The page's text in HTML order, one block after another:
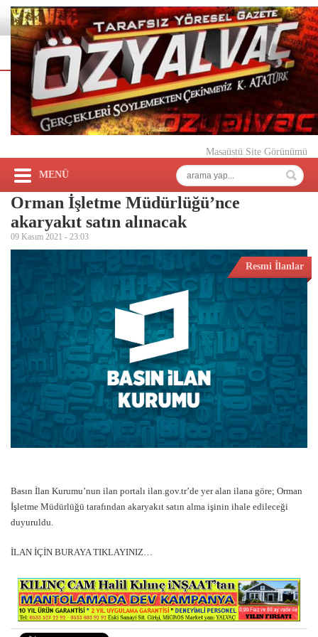
Masaüstü Site Görünümü
MENÜ
Orman İşletme Müdürlüğü’nce
akaryakıt satın alınacak
09 Kasım 2021 - 23:03
Resmi İlanlar
Basın İlan Kurumu’nun ilan portalı ilan.gov.tr’de yer alan ilana göre; Orman
İşletme Müdürlüğü tarafından akaryakıt satın alma işinin ihale edileceği
duyuruldu.
İLAN İÇİN BURAYA TIKLAYINIZ…